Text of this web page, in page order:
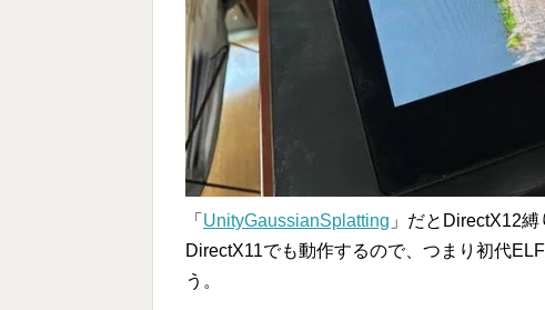
「 UnityGaussianSplatting 」だとDirectX12
DirectX11でも動作するので、つまり初代
う。